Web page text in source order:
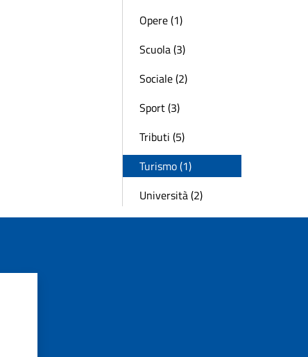
Opere (1)
Scuola (3)
Sociale (2)
Sport (3)
Tributi (5)
Turismo (1)
Università (2)